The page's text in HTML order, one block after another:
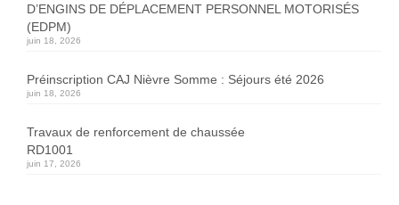
D’ENGINS DE DÉPLACEMENT PERSONNEL MOTORISÉS
(EDPM)
juin 18, 2026
Préinscription CAJ Nièvre Somme : Séjours été 2026
juin 18, 2026
Travaux de renforcement de chaussée
RD1001
juin 17, 2026